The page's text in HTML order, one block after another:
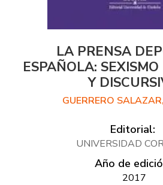
LA PRENSA
ESPAÑOLA:
Y
GUERRERO
Editorial:
UNIVERSIDAD
Año de
2017